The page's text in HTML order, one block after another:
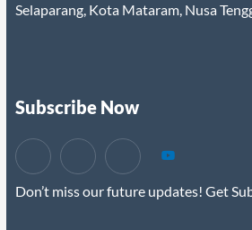
Selaparang, Kota Mataram, Nusa
Subscribe Now
Don’t miss our future updates! Get